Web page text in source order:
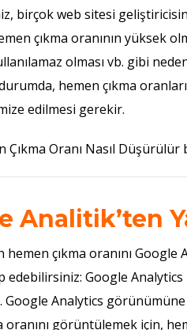
birçok web sitesi
çıkma oranının yüksek
olması vb. gibi
hemen çıkma
edilmesi gerekir.
Çıkma Oranı Nasıl Düşürülür
Analitik’ten
hemen çıkma oranını
edebilirsiniz: Google Analytics
Analytics görünümüne
oranını görüntülemek için,